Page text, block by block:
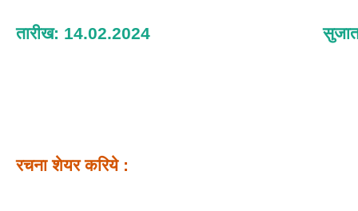
तारीख: 14.02.2024
रचना शेयर करिये :